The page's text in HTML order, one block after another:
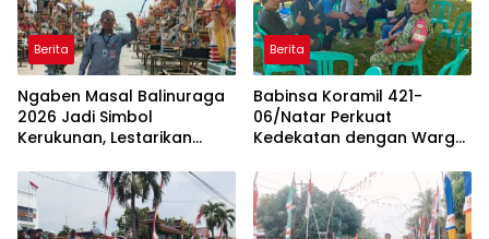
Berita
Ngaben Masal Balinuraga
2026 Jadi Simbol
Kerukunan, Lestarikan
Pariwisata Lampung
Selatan
Berita
Babinsa Koramil 421-
06/Natar Perkuat
Kedekatan dengan Warga
Sinergi di Natar dan
Tegineneng